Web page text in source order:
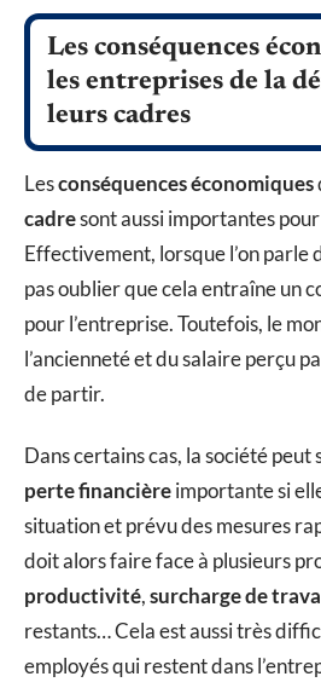
Les conséquences
les entreprises de la
leurs cadres
Lesconséquences économiques
cadresont aussi importantes
Effectivement, lorsque l’on parle
pas oublier que cela entraîne un
pour l’entreprise. Toutefois, le
l’ancienneté et du salaire perçu
de partir.
Dans certains cas, la société
perte financièreimportante si
situation et prévu des mesures
doit alors faire face à plusieurs
productivité,surcharge de
restants… Cela est aussi très
employés qui restent dans